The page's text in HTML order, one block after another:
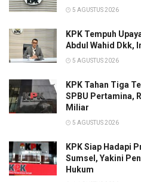
5 AGUSTUS 2026
KPK Tempuh
Abdul Wahid Dkk,
5 AGUSTUS 2026
KPK Tahan Tiga
SPBU Pertamina,
Miliar
5 AGUSTUS 2026
KPK Siap Hadapi
Sumsel, Yakini
Hukum